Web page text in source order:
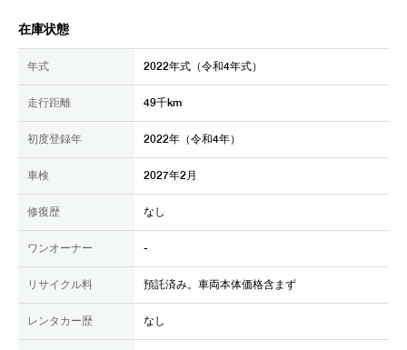
在庫状態
年式 2022年式（令和4年式）
走行距離 49千km
初度登録年 2022年（令和4年）
車検 2027年2月
修復歴 なし
ワンオーナー -
リサイクル料 預託済み。車両本体価格含まず
レンタカー歴 なし